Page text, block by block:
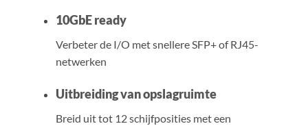
10GbE ready
Verbeter de I/O met snellere SFP+ of RJ45-
netwerken
Uitbreiding van opslagruimte
Breid uit tot 12 schijfposities met een